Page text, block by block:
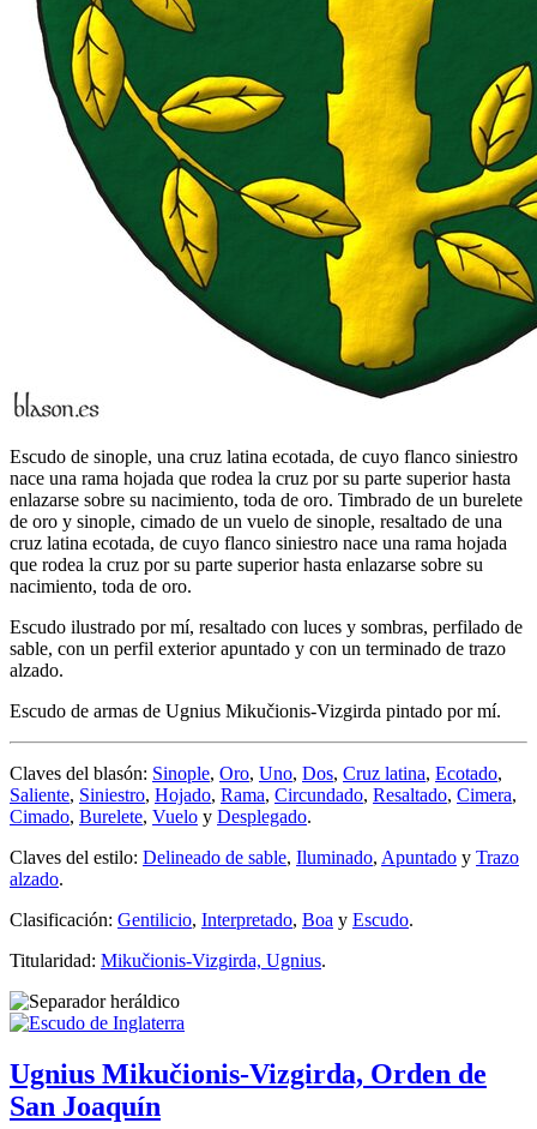
Escudo de sinople, una cruz latina ecotada, de cuyo flanco siniestro
nace una rama hojada que rodea la cruz por su parte superior hasta
enlazarse sobre su nacimiento, toda de oro. Timbrado de un burelete
de oro y sinople, cimado de un vuelo de sinople, resaltado de una
cruz latina ecotada, de cuyo flanco siniestro nace una rama hojada
que rodea la cruz por su parte superior hasta enlazarse sobre su
nacimiento, toda de oro.
Escudo ilustrado por mí, resaltado con luces y sombras, perfilado de
sable, con un perfil exterior apuntado y con un terminado de trazo
alzado.
Escudo de armas de Ugnius Mikučionis-Vizgirda pintado por mí.
Claves del blasón: Sinople, Oro, Uno, Dos, Cruz latina, Ecotado,
Saliente, Siniestro, Hojado, Rama, Circundado, Resaltado, Cimera,
Cimado, Burelete, Vuelo y Desplegado.
Claves del estilo: Delineado de sable, Iluminado, Apuntado y Trazo
alzado.
Clasificación: Gentilicio, Interpretado, Boa y Escudo.
Titularidad: Mikučionis-Vizgirda, Ugnius.
Ugnius Mikučionis-Vizgirda, Orden de
San Joaquín